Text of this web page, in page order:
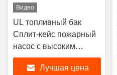
Видео
UL топливный бак
Сплит-кейс пожарный
насос с высоким
давлением
номинальноеЛучшая цена